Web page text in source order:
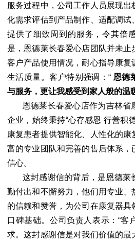
服务过程中，公司工作人员展现
化需求评估到产品制作、适配调
提供了细致周到的服务，令其倍
是，恩德莱长春爱心店团队并未
客户产品使用情况，耐心指导康复
生活质量。客户特别强调：“ 恩德
与服务，更让我感受到家人般的温
恩德莱长春爱心店作为吉林省
企业，始终秉持“心存感恩 行善积
康复患者提供智能化、人性化的
富的专业团队和完善的售后体系
信心。
这封感谢信的背后，是恩德莱
勤付出和不懈努力，他们用专业、
的信赖和赞誉，为公司在康复器具
口碑基础。公司负责人表示：“客
求。这封感谢信是对我们价值的最